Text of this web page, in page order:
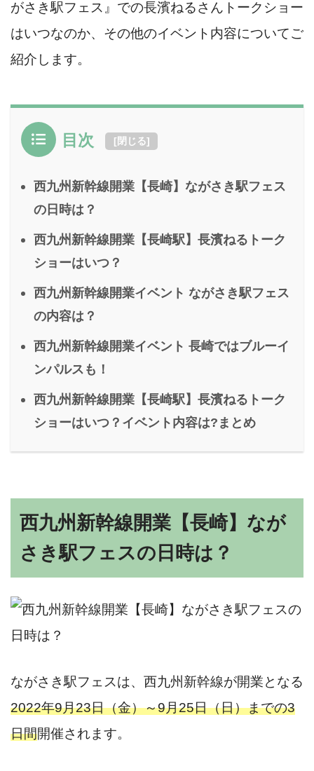
がさき駅フェス』での長濱ねるさんトークショー
はいつなのか、その他のイベント内容についてご
紹介します。
目次 [閉じる]
西九州新幹線開業【長崎】ながさき駅フェス
の日時は？
西九州新幹線開業【長崎駅】長濱ねるトーク
ショーはいつ？
西九州新幹線開業イベント ながさき駅フェス
の内容は？
西九州新幹線開業イベント 長崎ではブルーイ
ンパルスも！
西九州新幹線開業【長崎駅】長濱ねるトーク
ショーはいつ？イベント内容は?まとめ
西九州新幹線開業【長崎】なが
さき駅フェスの日時は？
ながさき駅フェスは、西九州新幹線が開業となる
2022年9月23日（金）～9月25日（日）までの3
日間開催されます。